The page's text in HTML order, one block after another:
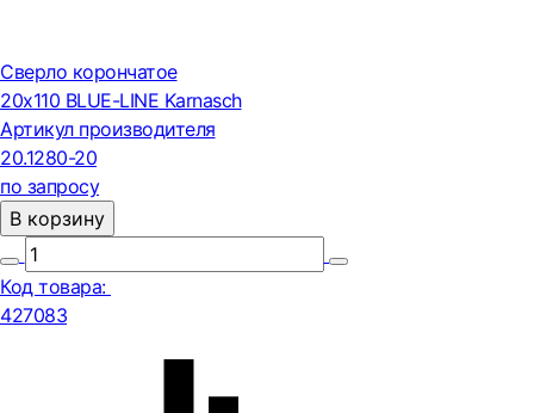
Сверло корончатое
20х110 BLUE-LINE Karnasch
Артикул производителя
20.1280-20
по запросу
В корзину
Код товара:
427083